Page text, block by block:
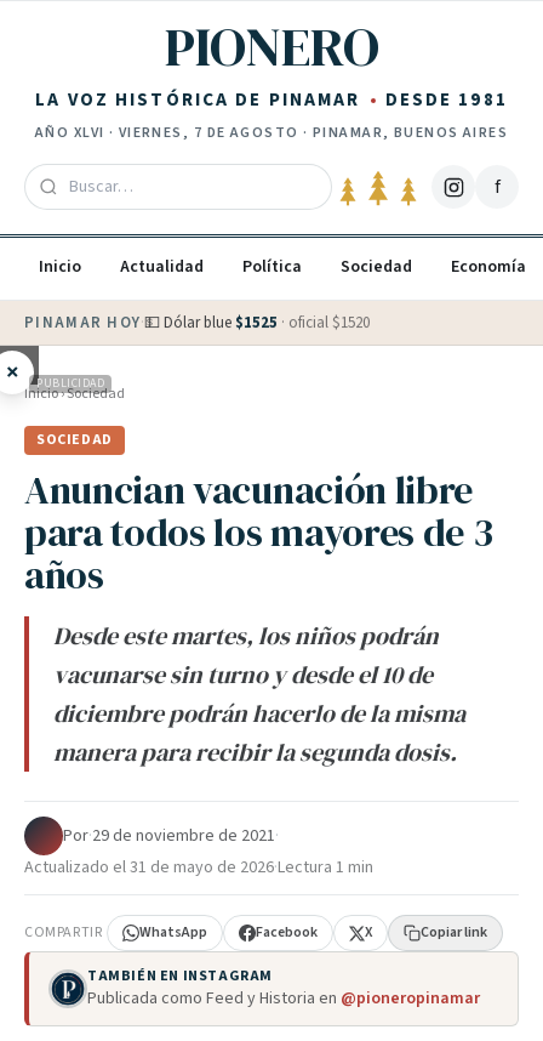
PIONERO
LA VOZ HISTÓRICA DE PINAMAR DESDE 1981
AÑO XLVI · VIERNES, 7 DE AGOSTO · PINAMAR, BUENOS AIRES
f
Inicio Actualidad Política Sociedad Economía
PINAMAR HOY·💵 Dólar blue $1525 · oficial $1520
× PUBLICIDAD
Inicio›Sociedad
SOCIEDAD
Anuncian vacunación libre
para todos los mayores de 3
años
Desde este martes, los niños podrán
vacunarse sin turno y desde el 10 de
diciembre podrán hacerlo de la misma
manera para recibir la segunda dosis.
Por·29 de noviembre de 2021·
Actualizado el31 de mayo de 2026·Lectura 1 min
COMPARTIR WhatsApp Facebook X Copiar link
TAMBIÉN EN INSTAGRAM
Publicada como Feed y Historia en @pioneropinamar